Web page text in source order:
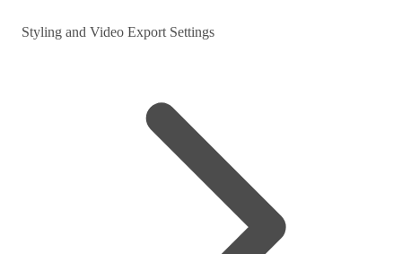
Styling and Video Export Settings